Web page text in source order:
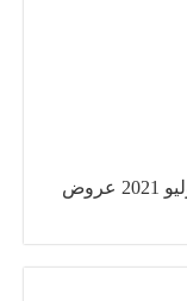
عروض نورى السعودية اليوم الاثنين 19 يوليو 2021 عروض